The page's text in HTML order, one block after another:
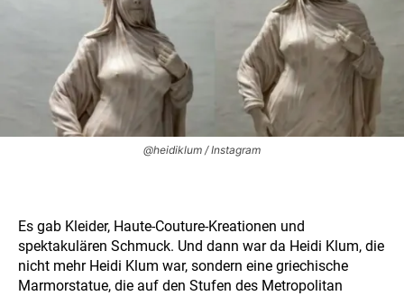
@heidiklum / Instagram
Es gab Kleider, Haute-Couture-Kreationen und
spektakulären Schmuck. Und dann war da Heidi Klum, die
nicht mehr Heidi Klum war, sondern eine griechische
Marmorstatue, die auf den Stufen des Metropolitan